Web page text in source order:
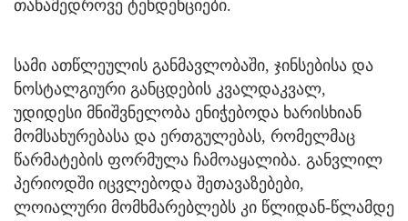
თანამედროვე ტენდენციები.
სამი ათწლეულის განმავლობაში, ჯინსებისა და
ნოსტალგიური განცდების კვალდაკვალ,
უდიდესი მნიშვნელობა ენიჭებოდა ხარისხიან
მომსახურებასა და ერთგულებას, რომელმაც
წარმატების ფორმულა ჩამოაყალიბა. განვლილ
პერიოდში იცვლებოდა შეთავაზებები,
ლოიალური მომხმარებლებს კი წლიდან-წლამდე